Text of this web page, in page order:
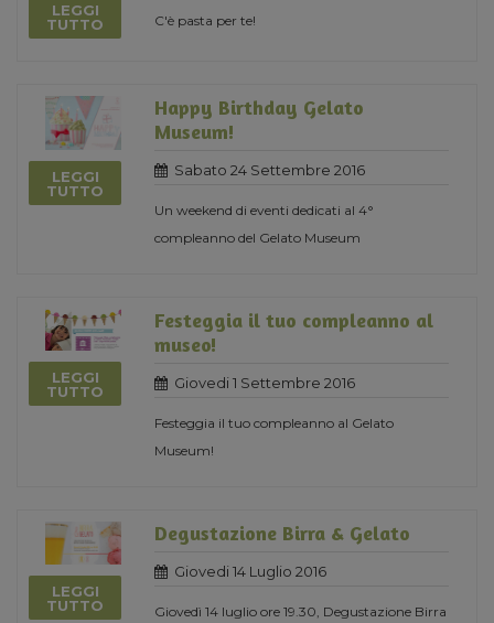
LEGGI
TUTTO
C'è pasta per te!
LEGGI
TUTTO
Happy Birthday Gelato
Museum!
Sabato 24 Settembre 2016
Un weekend di eventi dedicati al 4°
compleanno del Gelato Museum
LEGGI
TUTTO
Festeggia il tuo compleanno al
museo!
Giovedi 1 Settembre 2016
Festeggia il tuo compleanno al Gelato
Museum!
LEGGI
TUTTO
Degustazione Birra & Gelato
Giovedi 14 Luglio 2016
Giovedì 14 luglio ore 19.30, Degustazione Birra